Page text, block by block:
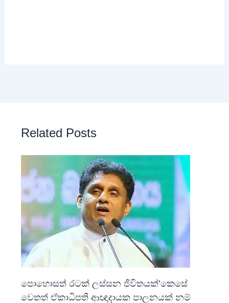
Related Posts
පොහොසත් රටක් ලස්සන ජිවිතයක්’කෙසේ
වෙතත් ඒකාධිපති ආඥාදායක පාලනයක් නම්